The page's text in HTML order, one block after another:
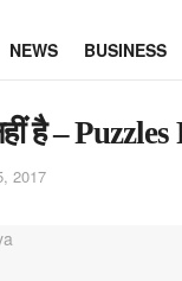
NEWS BUSINESS
है –
2017